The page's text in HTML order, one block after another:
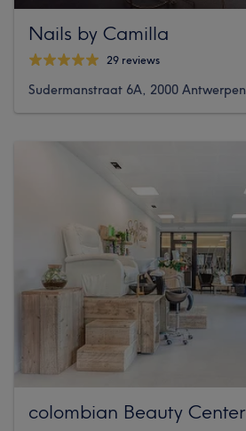
Nails by Camilla
29 reviews
Sudermanstraat 6A, 2000 Antwerpen
colombian Beauty Center